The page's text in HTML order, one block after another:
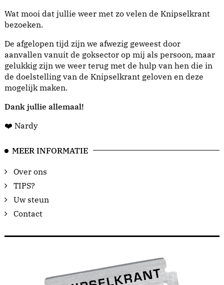
Wat mooi dat jullie weer met zo velen de Knipselkrant
bezoeken.
De afgelopen tijd zijn we afwezig geweest door
aanvallen vanuit de goksector op mij als persoon, maar
gelukkig zijn we weer terug met de hulp van hen die in
de doelstelling van de Knipselkrant geloven en deze
mogelijk maken.
Dank jullie allemaal!
❤️ Nardy
MEER INFORMATIE
Over ons
TIPS?
Uw steun
Contact